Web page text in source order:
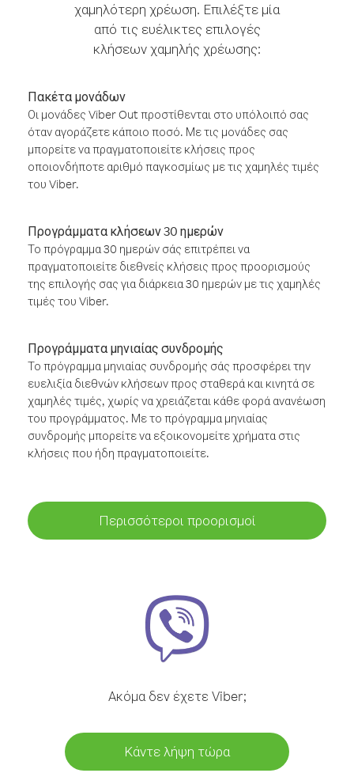
χαμηλότερη χρέωση. Επιλέξτε μία
από τις ευέλικτες επιλογές
κλήσεων χαμηλής χρέωσης:
Πακέτα μονάδων
Οι μονάδες Viber Out προστίθενται στο υπόλοιπό σας
όταν αγοράζετε κάποιο ποσό. Με τις μονάδες σας
μπορείτε να πραγματοποιείτε κλήσεις προς
οποιονδήποτε αριθμό παγκοσμίως με τις χαμηλές τιμές
του Viber.
Προγράμματα κλήσεων 30 ημερών
Το πρόγραμμα 30 ημερών σάς επιτρέπει να
πραγματοποιείτε διεθνείς κλήσεις προς προορισμούς
της επιλογής σας για διάρκεια 30 ημερών με τις χαμηλές
τιμές του Viber.
Προγράμματα μηνιαίας συνδρομής
Το πρόγραμμα μηνιαίας συνδρομής σάς προσφέρει την
ευελιξία διεθνών κλήσεων προς σταθερά και κινητά σε
χαμηλές τιμές, χωρίς να χρειάζεται κάθε φορά ανανέωση
του προγράμματος. Με το πρόγραμμα μηνιαίας
συνδρομής μπορείτε να εξοικονομείτε χρήματα στις
κλήσεις που ήδη πραγματοποιείτε.
Περισσότεροι προορισμοί
Ακόμα δεν έχετε Viber;
Κάντε λήψη τώρα